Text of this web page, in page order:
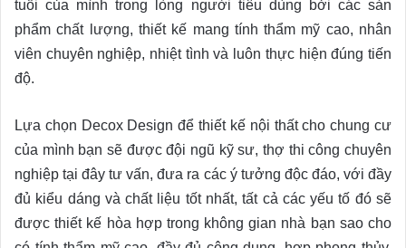
tuổi của mình trong lòng người tiêu dùng bởi các sản
phẩm chất lượng, thiết kế mang tính thẩm mỹ cao, nhân
viên chuyên nghiệp, nhiệt tình và luôn thực hiện đúng tiến
độ.
Lựa chọn Decox Design để thiết kế nội thất cho chung cư
của mình bạn sẽ được đội ngũ kỹ sư, thợ thi công chuyên
nghiệp tại đây tư vấn, đưa ra các ý tưởng độc đáo, với đầy
đủ kiểu dáng và chất liệu tốt nhất, tất cả các yếu tố đó sẽ
được thiết kế hòa hợp trong không gian nhà bạn sao cho